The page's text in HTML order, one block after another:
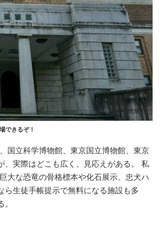
できるぞ！
国立科学博物館、東京国立博物館、東京
実際はどこも広く、見応えがある。 私
大な恐竜の骨格標本や化石展示、忠犬ハ
生徒手帳提示で無料になる施設も多